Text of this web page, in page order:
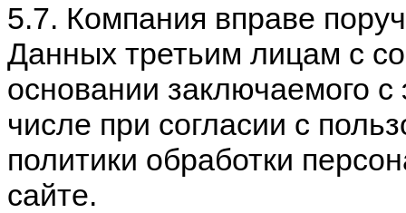
5.7. Компания вправе
Данных третьим лицам с
основании заключаемого
числе при согласии с
политики обработки
сайте.